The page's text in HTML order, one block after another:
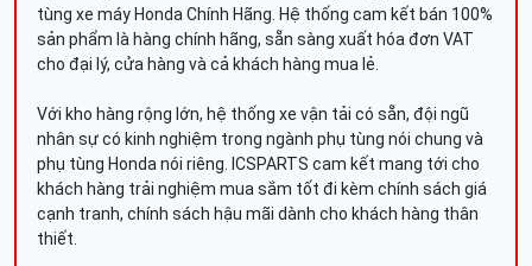
tùng xe máy Honda Chính Hãng. Hệ thống cam kết bán 100%
sản phẩm là hàng chính hãng, sẵn sàng xuất hóa đơn VAT
cho đại lý, cửa hàng và cả khách hàng mua lẻ.
Với kho hàng rộng lớn, hệ thống xe vận tải có sẵn, đội ngũ
nhân sự có kinh nghiệm trong ngành phụ tùng nói chung và
phụ tùng Honda nói riêng. ICSPARTS cam kết mang tới cho
khách hàng trải nghiệm mua sắm tốt đi kèm chính sách giá
cạnh tranh, chính sách hậu mãi dành cho khách hàng thân
thiết.